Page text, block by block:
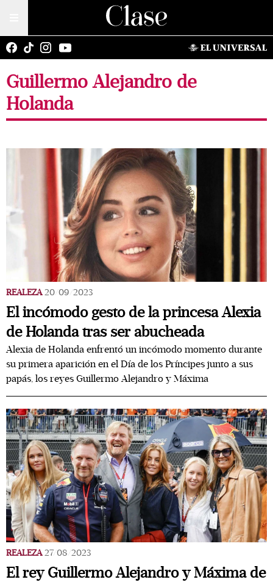
Guillermo Alejandro de
Holanda
REALEZA 20/09/2023
El incómodo gesto de la princesa Alexia
de Holanda tras ser abucheada
Alexia de Holanda enfrentó un incómodo momento durante
su primera aparición en el Día de los Príncipes junto a sus
papás, los reyes Guillermo Alejandro y Máxima
REALEZA 27/08/2023
El rey Guillermo Alejandro y Máxima de